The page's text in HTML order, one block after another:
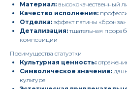
Материал: высококачественный
Качество исполнения:
Отделка: эффект патины «бронза»
Детализация:тщательная
композиции
Преимущества статуэтки
Культурная ценность:
Символическое значение:
культуре